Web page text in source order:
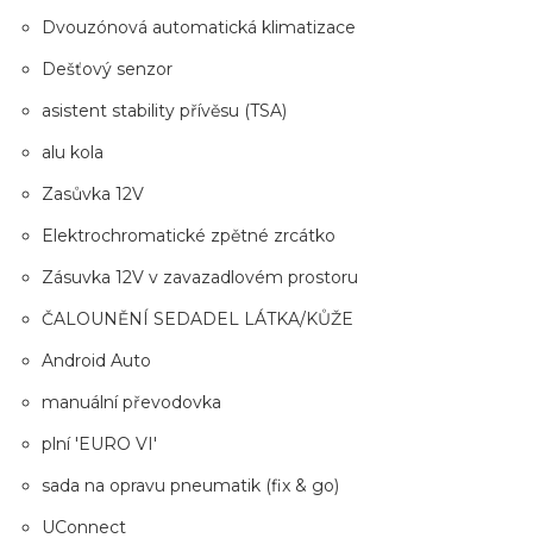
Dvouzónová automatická klimatizace
Dešťový senzor
asistent stability přívěsu (TSA)
alu kola
Zasůvka 12V
Elektrochromatické zpětné zrcátko
Zásuvka 12V v zavazadlovém prostoru
ČALOUNĚNÍ SEDADEL LÁTKA/KŮŽE
Android Auto
manuální převodovka
plní 'EURO VI'
sada na opravu pneumatik (fix & go)
UConnect